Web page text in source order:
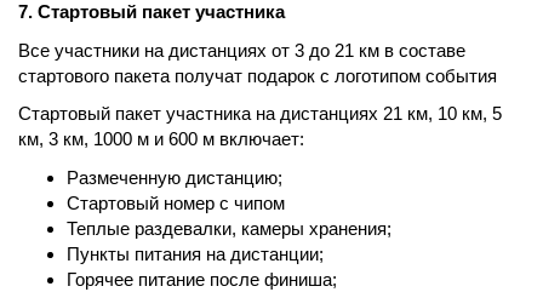
7. Стартовый пакет участника
Все участники на дистанциях от 3 до 21 км в составе
стартового пакета получат подарок с логотипом события
Стартовый пакет участника на дистанциях 21 км, 10 км, 5
км, 3 км, 1000 м и 600 м включает:
Размеченную дистанцию;
Стартовый номер с чипом
Теплые раздевалки, камеры хранения;
Пункты питания на дистанции;
Горячее питание после финиша;